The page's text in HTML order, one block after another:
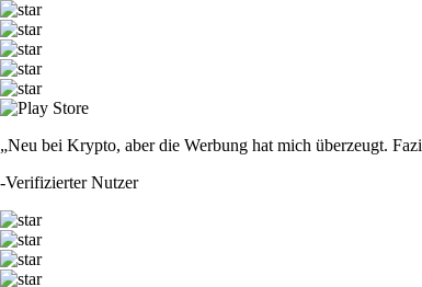
„Neu bei Krypto, aber die Werbung hat mich überzeugt.
-Verifizierter Nutzer